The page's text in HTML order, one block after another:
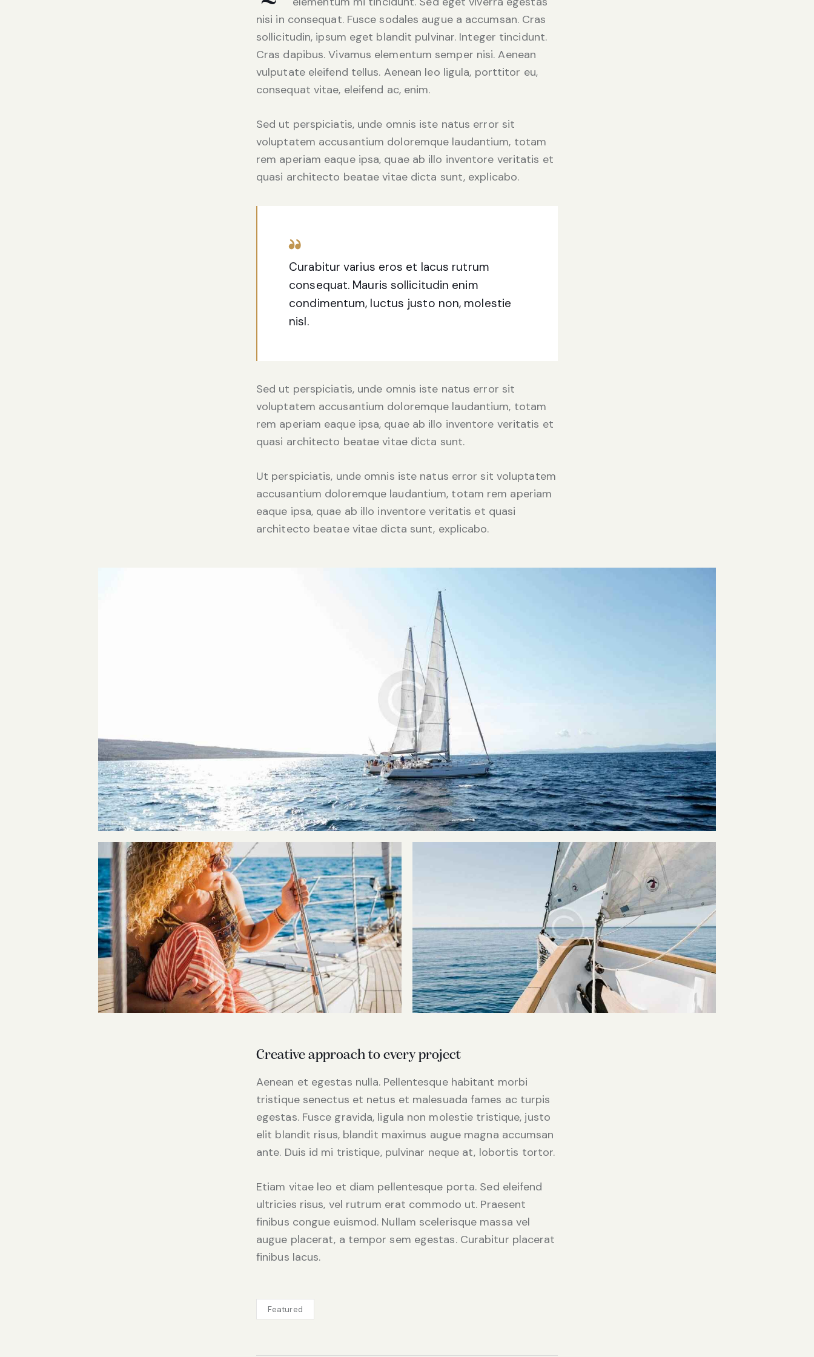
nisi in consequat. Fusce sodales augue a accumsan. Cras
sollicitudin, ipsum eget blandit pulvinar. Integer tincidunt.
Cras dapibus. Vivamus elementum semper nisi. Aenean
vulputate eleifend tellus. Aenean leo ligula, porttitor eu,
consequat vitae, eleifend ac, enim.
Sed ut perspiciatis, unde omnis iste natus error sit
voluptatem accusantium doloremque laudantium, totam
rem aperiam eaque ipsa, quae ab illo inventore veritatis et
quasi architecto beatae vitae dicta sunt, explicabo.
Curabitur varius eros et lacus rutrum
consequat. Mauris sollicitudin enim
condimentum, luctus justo non, molestie
nisl.
Sed ut perspiciatis, unde omnis iste natus error sit
voluptatem accusantium doloremque laudantium, totam
rem aperiam eaque ipsa, quae ab illo inventore veritatis et
quasi architecto beatae vitae dicta sunt.
Ut perspiciatis, unde omnis iste natus error sit voluptatem
accusantium doloremque laudantium, totam rem aperiam
eaque ipsa, quae ab illo inventore veritatis et quasi
architecto beatae vitae dicta sunt, explicabo.
Creative approach to every project
Aenean et egestas nulla. Pellentesque habitant morbi
tristique senectus et netus et malesuada fames ac turpis
egestas. Fusce gravida, ligula non molestie tristique, justo
elit blandit risus, blandit maximus augue magna accumsan
ante. Duis id mi tristique, pulvinar neque at, lobortis tortor.
Etiam vitae leo et diam pellentesque porta. Sed eleifend
ultricies risus, vel rutrum erat commodo ut. Praesent
finibus congue euismod. Nullam scelerisque massa vel
augue placerat, a tempor sem egestas. Curabitur placerat
finibus lacus.
Featured